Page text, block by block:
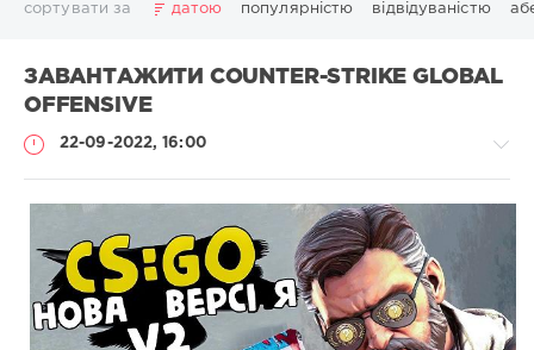
сортувати за датою популярністю відвідуваністю
ЗАВАНТАЖИТИ COUNTER-STRIKE GLOBAL
OFFENSIVE
22-09-2022, 16:00
Збірки
гри
Administrator